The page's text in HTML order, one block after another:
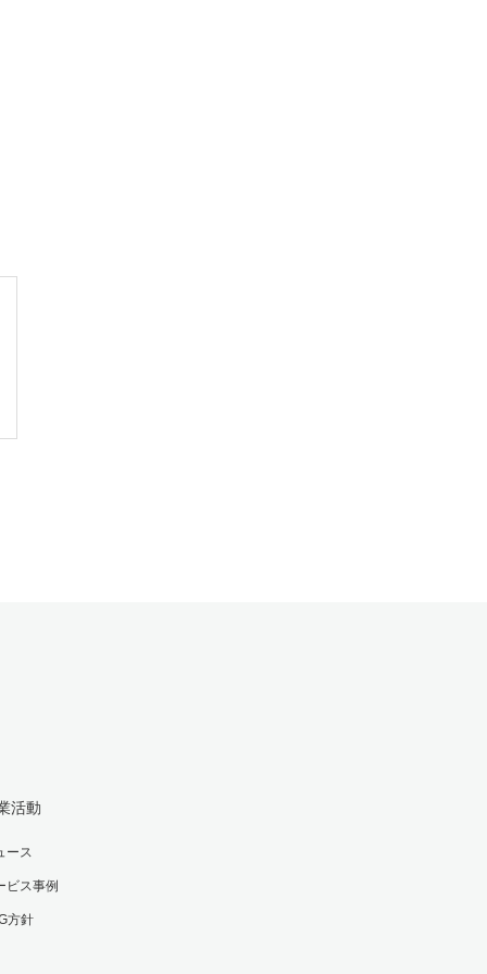
活動
ース
ビス事例
方針